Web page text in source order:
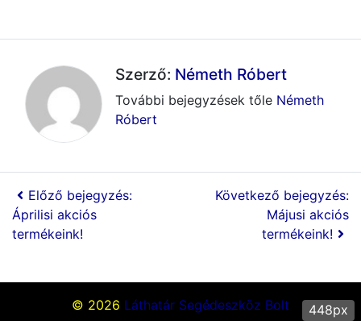
Szerző: Németh Róbert
További bejegyzések tőle Németh
Róbert
Előző bejegyzés:
Áprilisi akciós
termékeink!
Következő bejegyzés:
Májusi akciós
termékeink!
© 2026 Láthatár Segédeszköz Bolt 448px